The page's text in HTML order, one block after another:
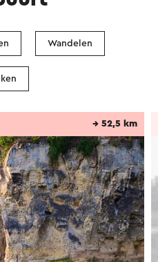
Wandelen
→ 52,5 km